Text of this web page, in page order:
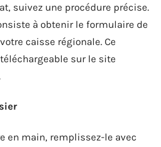
suivez une procédure précise.
à obtenir le formulaire de
caisse régionale. Ce
sur le site
en main, remplissez-le avec